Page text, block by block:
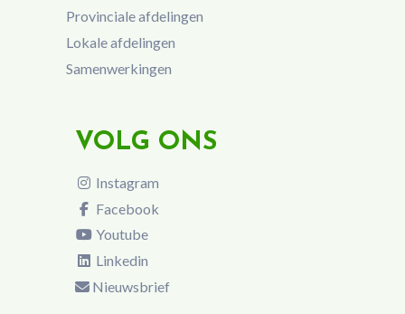
Provinciale afdelingen
Lokale afdelingen
Samenwerkingen
VOLG ONS
Instagram
Facebook
Youtube
Linkedin
Nieuwsbrief